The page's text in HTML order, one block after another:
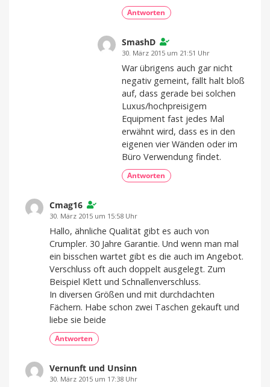
Antworten
SmashD
30. März 2015 um 21:51 Uhr
War übrigens auch gar nicht
negativ gemeint, fällt halt bloß
auf, dass gerade bei solchen
Luxus/hochpreisigem
Equipment fast jedes Mal
erwähnt wird, dass es in den
eigenen vier Wänden oder im
Büro Verwendung findet.
Antworten
Cmag16
30. März 2015 um 15:58 Uhr
Hallo, ähnliche Qualität gibt es auch von
Crumpler. 30 Jahre Garantie. Und wenn man mal
ein bisschen wartet gibt es die auch im Angebot.
Verschluss oft auch doppelt ausgelegt. Zum
Beispiel Klett und Schnallenverschluss.
In diversen Größen und mit durchdachten
Fächern. Habe schon zwei Taschen gekauft und
liebe sie beide
Antworten
Vernunft und Unsinn
30. März 2015 um 17:38 Uhr